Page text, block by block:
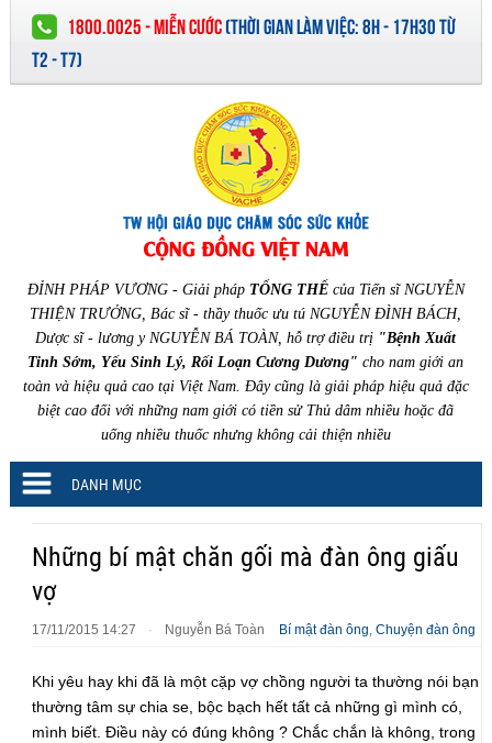
1800.0025 - MIỄN CƯỚC(THỜI GIAN LÀM VIỆC:8H - 17H30 TỪ
T2 - T7)
ĐỈNH PHÁP VƯƠNG - Giải pháp TỔNG THỂcủa Tiến sĩ NGUYỄN
THIỆN TRƯỞNG, Bác sĩ - thầy thuốc ưu tú NGUYỄN ĐÌNH BÁCH,
Dược sĩ - lương y NGUYỄN BÁ TOÀN, hỗ trợ điều trị "Bệnh Xuất
Tinh Sớm, Yếu Sinh Lý, Rối Loạn Cương Dương" cho nam giới an
toàn và hiệu quả cao tại Việt Nam. Đây cũng là giải pháp hiệu quả đặc
biệt cao đối với những nam giới có tiền sử Thủ dâm nhiều hoặc đã
uống nhiều thuốc nhưng không cải thiện nhiều
DANH MỤC
Những bí mật chăn gối mà đàn ông giấu
vợ
17/11/2015 14:27 · Nguyễn Bá Toàn Bí mật đàn ông,Chuyện đàn ông
Khi yêu hay khi đã là một cặp vợ chồng người ta thường nói bạn
thường tâm sự chia se, bộc bạch hết tất cả những gì mình có,
mình biết. Điều này có đúng không ? Chắc chắn là không, trong